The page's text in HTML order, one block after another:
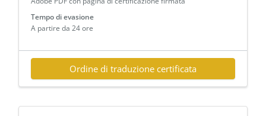
Tempo di evasione
A partire da 24 ore
Ordine di traduzione certificata